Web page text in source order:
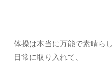
体操は本当に万能で素晴ら
日常に取り入れて、